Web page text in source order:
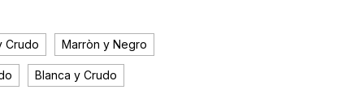
Crudo
Marròn y Negro
Blanca y Crudo